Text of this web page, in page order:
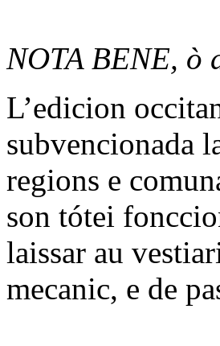
NOTA BENE, ò
L’edicion
subvencionada
regions e
son tótei
laissar au
mecanic, e de